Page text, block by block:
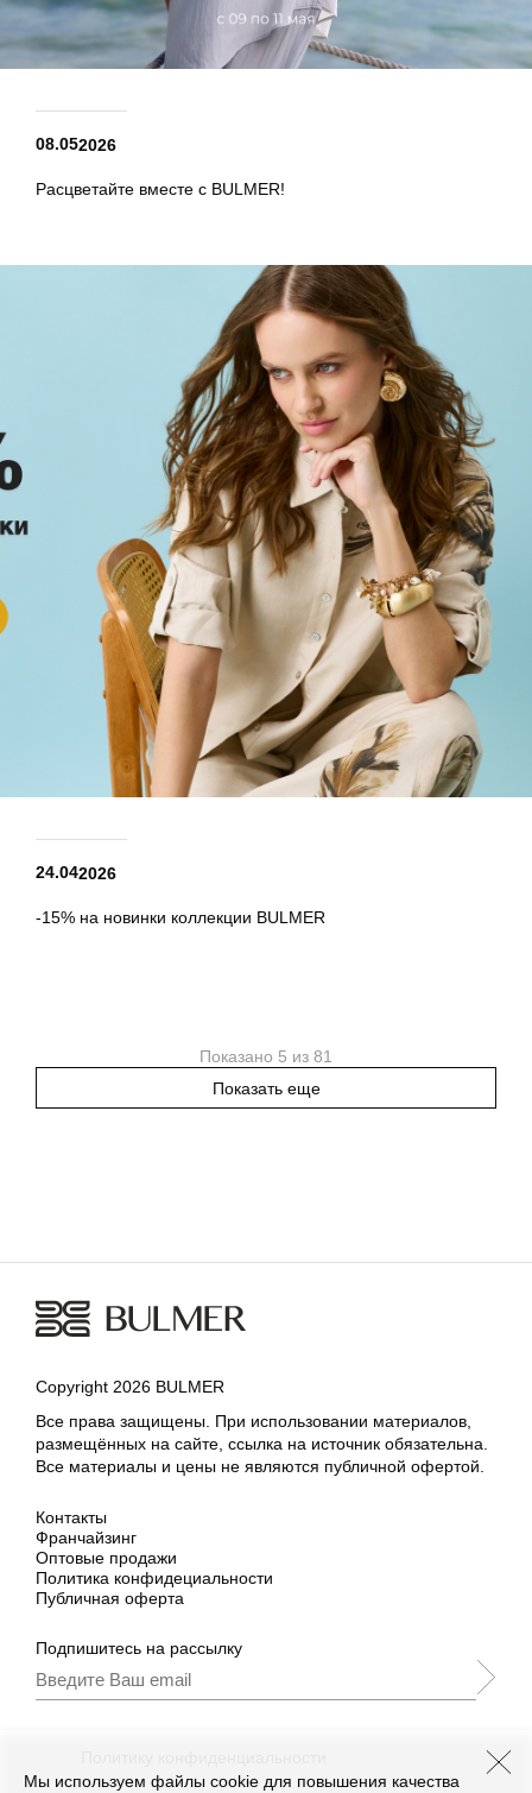
08.052026
Расцветайте вместе с BULMER!
24.042026
-15% на новинки коллекции BULMER
Показано 5 из 81
Показать еще
Copyright 2026 BULMER
Все права защищены. При использовании материалов,
размещённых на сайте, ссылка на источник обязательна.
Все материалы и цены не являются публичной офертой.
Контакты
Франчайзинг
Оптовые продажи
Политика конфидециальности
Публичная оферта
Подпишитесь на рассылку
промоакции.
Мы используем файлы cookie для повышения качества